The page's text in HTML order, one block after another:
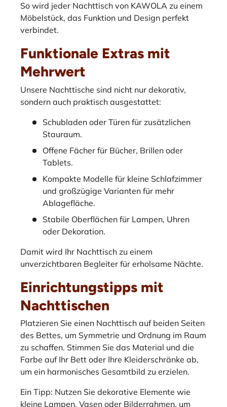
So wird jeder Nachttisch von KAWOLA zu einem
Möbelstück, das Funktion und Design perfekt
verbindet.
Funktionale Extras mit
Mehrwert
Unsere Nachttische sind nicht nur dekorativ,
sondern auch praktisch ausgestattet:
Schubladen oder Türen für zusätzlichen
Stauraum.
Offene Fächer für Bücher, Brillen oder
Tablets.
Kompakte Modelle für kleine Schlafzimmer
und großzügige Varianten für mehr
Ablagefläche.
Stabile Oberflächen für Lampen, Uhren
oder Dekoration.
Damit wird Ihr Nachttisch zu einem
unverzichtbaren Begleiter für erholsame Nächte.
Einrichtungstipps mit
Nachttischen
Platzieren Sie einen Nachttisch auf beiden Seiten
des Bettes, um Symmetrie und Ordnung im Raum
zu schaffen. Stimmen Sie das Material und die
Farbe auf Ihr Bett oder Ihre Kleiderschränke ab,
um ein harmonisches Gesamtbild zu erzielen.
Ein Tipp: Nutzen Sie dekorative Elemente wie
kleine Lampen, Vasen oder Bilderrahmen, um